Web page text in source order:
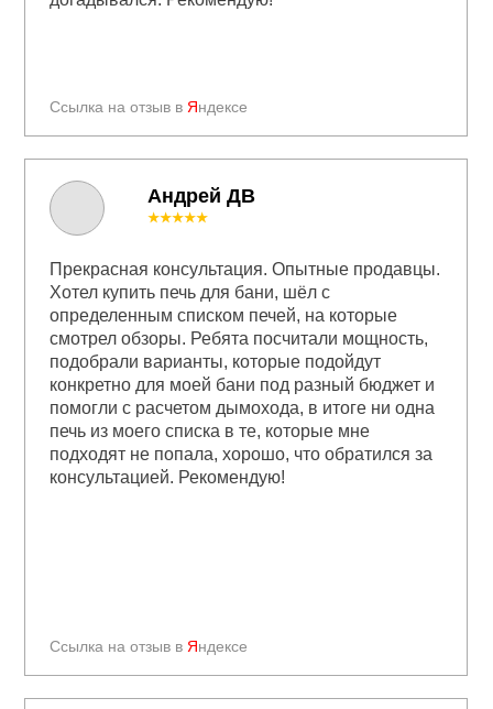
Ссылка на отзыв в Яндексе
Андрей ДВ
Ссылка на отзыв в Яндексе
★★★★★
Прекрасная консультация. Опытные продавцы.
Хотел купить печь для бани, шёл с
определенным списком печей, на которые
смотрел обзоры. Ребята посчитали мощность,
подобрали варианты, которые подойдут
конкретно для моей бани под разный бюджет и
помогли с расчетом дымохода, в итоге ни одна
печь из моего списка в те, которые мне
подходят не попала, хорошо, что обратился за
консультацией. Рекомендую!